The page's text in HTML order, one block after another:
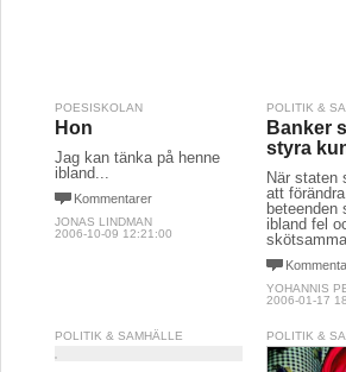
POESISKOLAN
Hon
Jag kan tänka på henne
ibland...
Kommentarer
JONAS LINDMAN
2006-10-09 12:21:00
POLITIK &
Banker
styra
När staten
att
beteenden
ibland fel
YOHANNIS
2006-01-17
POLITIK & SAMHÄLLE POLITIK &